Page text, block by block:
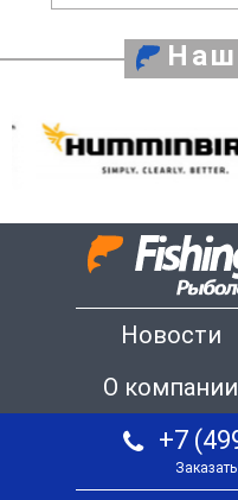
Новости
О компании
+7